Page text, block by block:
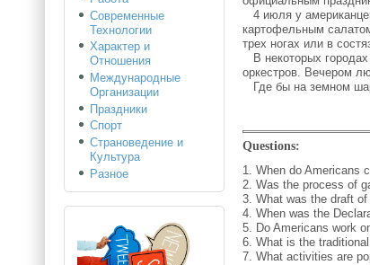
4 июля у
картофельным
трех ногах или в
В некоторых
оркестров. Вечером
Где бы на земном
Questions:
1. When do Americans
2. Was the process of
3. What was the draft
4. When was the
5. Do Americans work
6. What is the
7. What activities are
Современные
Технологии
Характер и
Отношения
Международные
Организации
Праздники
Спорт
Страноведение и
Культура
Разное